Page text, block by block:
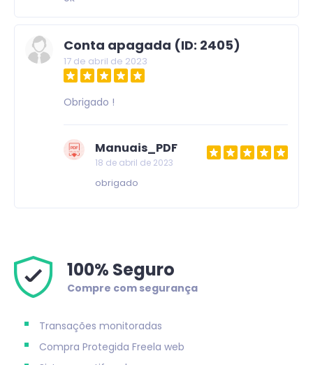
Conta apagada (ID: 2405)
17 de abril de 2023
Obrigado !
Manuais_PDF
18 de abril de 2023
obrigado
100% Seguro
Compre com segurança
Transações monitoradas
Compra Protegida Freela web